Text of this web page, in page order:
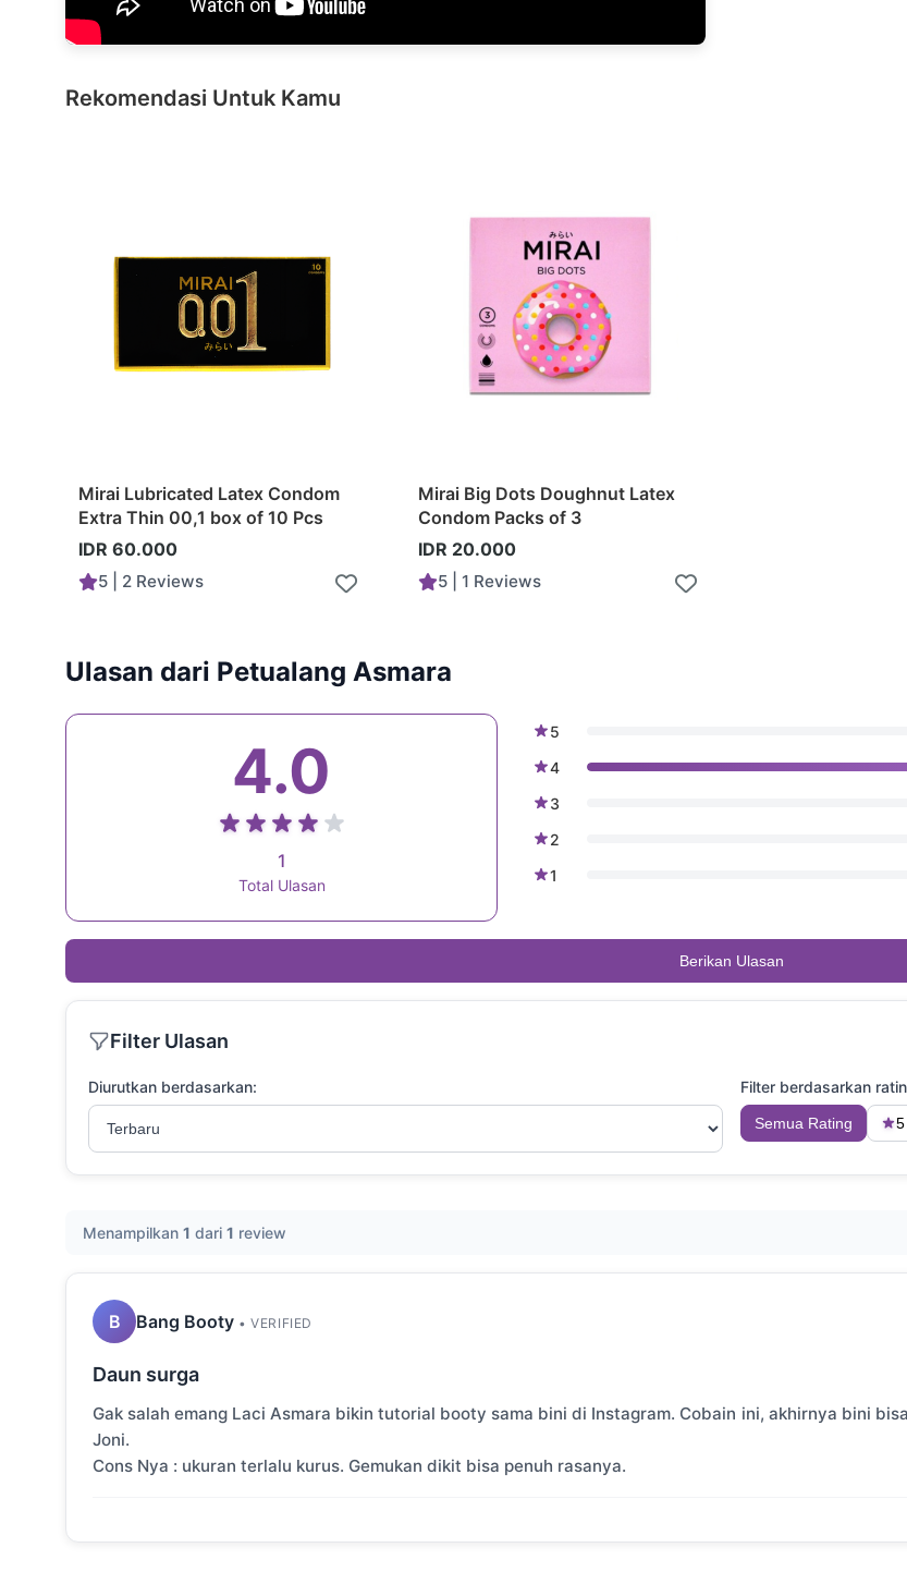
Rekomendasi Untuk Kamu
Mirai Lubricated Latex Condom
Extra Thin 00,1 box of 10 Pcs
IDR 60.000
5 | 2 Reviews
Mirai Big Dots Doughnut Latex
Condom Packs of 3
IDR 20.000
5 | 1 Reviews
Ulasan dari Petualang Asmara
4.0
1
Total Ulasan
5
4
3
2
1
Berikan Ulasan
Filter Ulasan
Diurutkan berdasarkan: Filter berdasarkan
Semua Rating 5
Menampilkan 1 dari 1 review
B Bang Booty • VERIFIED
Daun surga
Gak salah emang Laci Asmara bikin tutorial booty sama bini di Instagram. Cobain ini, akhirnya bini
Joni.
Cons Nya : ukuran terlalu kurus. Gemukan dikit bisa penuh rasanya.